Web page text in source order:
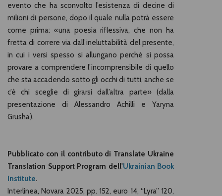
evento che ha sconvolto l’esistenza di decine di
milioni di persone, dopo il quale nulla potrà essere
come prima: «una poesia riflessiva, che non ha
fretta di correre via dall’ineluttabilità del presente,
in cui i versi spesso si allungano perché si possa
provare a comprendere l’incomprensibile di quello
che sta accadendo sotto gli occhi di tutti, anche se
c’è chi sceglie di girarsi dall’altra parte» (dalla
presentazione di Alessandro Achilli e Yaryna
Grusha).
Pubblicato con il contributo di Translate Ukraine
Translation Support Program dell'Ukrainian Book
Institute.
Interlinea, Novara 2025, pp. 152, euro 14, “Lyra” 120,